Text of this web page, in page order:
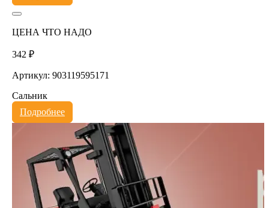
ЦЕНА ЧТО НАДО
342 ₽
Артикул: 903119595171
Сальник
Подробнее